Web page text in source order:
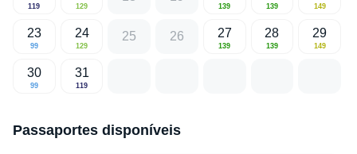
119 129 139 139 149
23
99
24
129
25 26 27
139
28
139
29
149
30
99
31
119
Passaportes disponíveis